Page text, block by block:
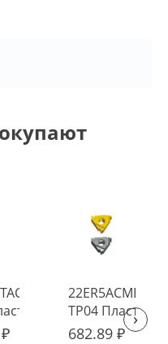
22ER5ACME
TP04 Пластина
682.89 ₽
›